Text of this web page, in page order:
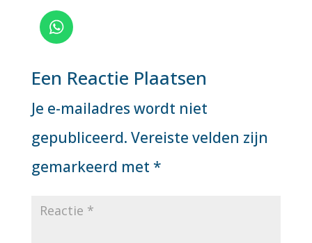
Een Reactie Plaatsen
Je e-mailadres wordt niet
gepubliceerd. Vereiste velden zijn
gemarkeerd met *